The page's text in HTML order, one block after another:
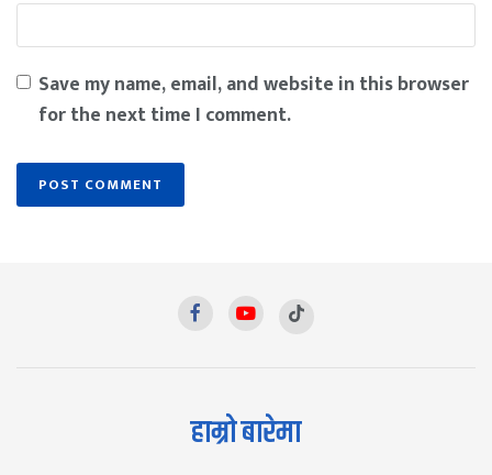
Save my name, email, and website in this browser
for the next time I comment.
हाम्रो बारेमा